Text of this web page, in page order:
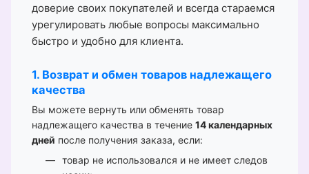
доверие своих покупателей и всегда стараемся
урегулировать любые вопросы максимально
быстро и удобно для клиента.
1. Возврат и обмен товаров надлежащего
качества
Вы можете вернуть или обменять товар
надлежащего качества в течение 14 календарных
дней после получения заказа, если:
товар не использовался и не имеет следов